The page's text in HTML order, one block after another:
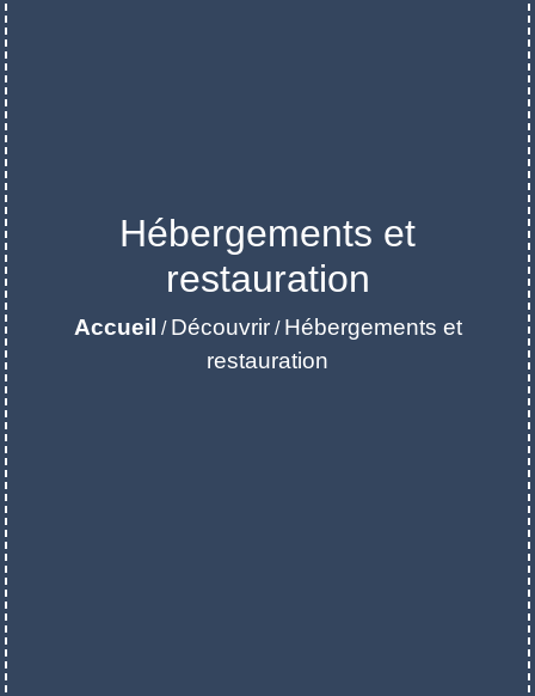
Hébergements et
restauration
Accueil / Découvrir/ Hébergements et
restauration